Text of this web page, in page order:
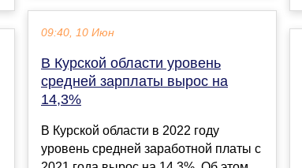
09:40, 10 Июн
В Курской области уровень
средней зарплаты вырос на
14,3%
В Курской области в 2022 году
уровень средней заработной платы с